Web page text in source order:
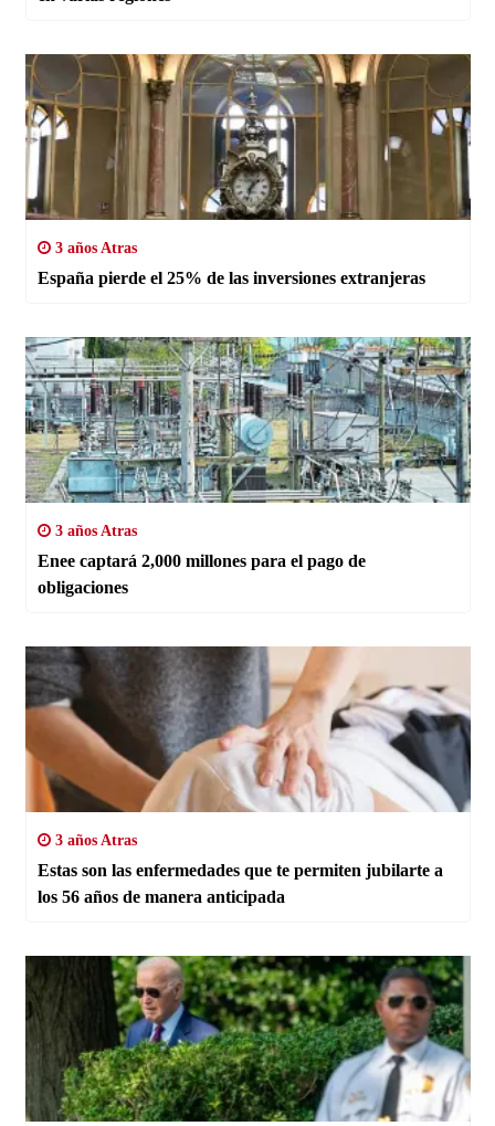
3 años Atras
España pierde el 25% de las inversiones extranjeras
3 años Atras
Enee captará 2,000 millones para el pago de
obligaciones
3 años Atras
Estas son las enfermedades que te permiten jubilarte a
los 56 años de manera anticipada